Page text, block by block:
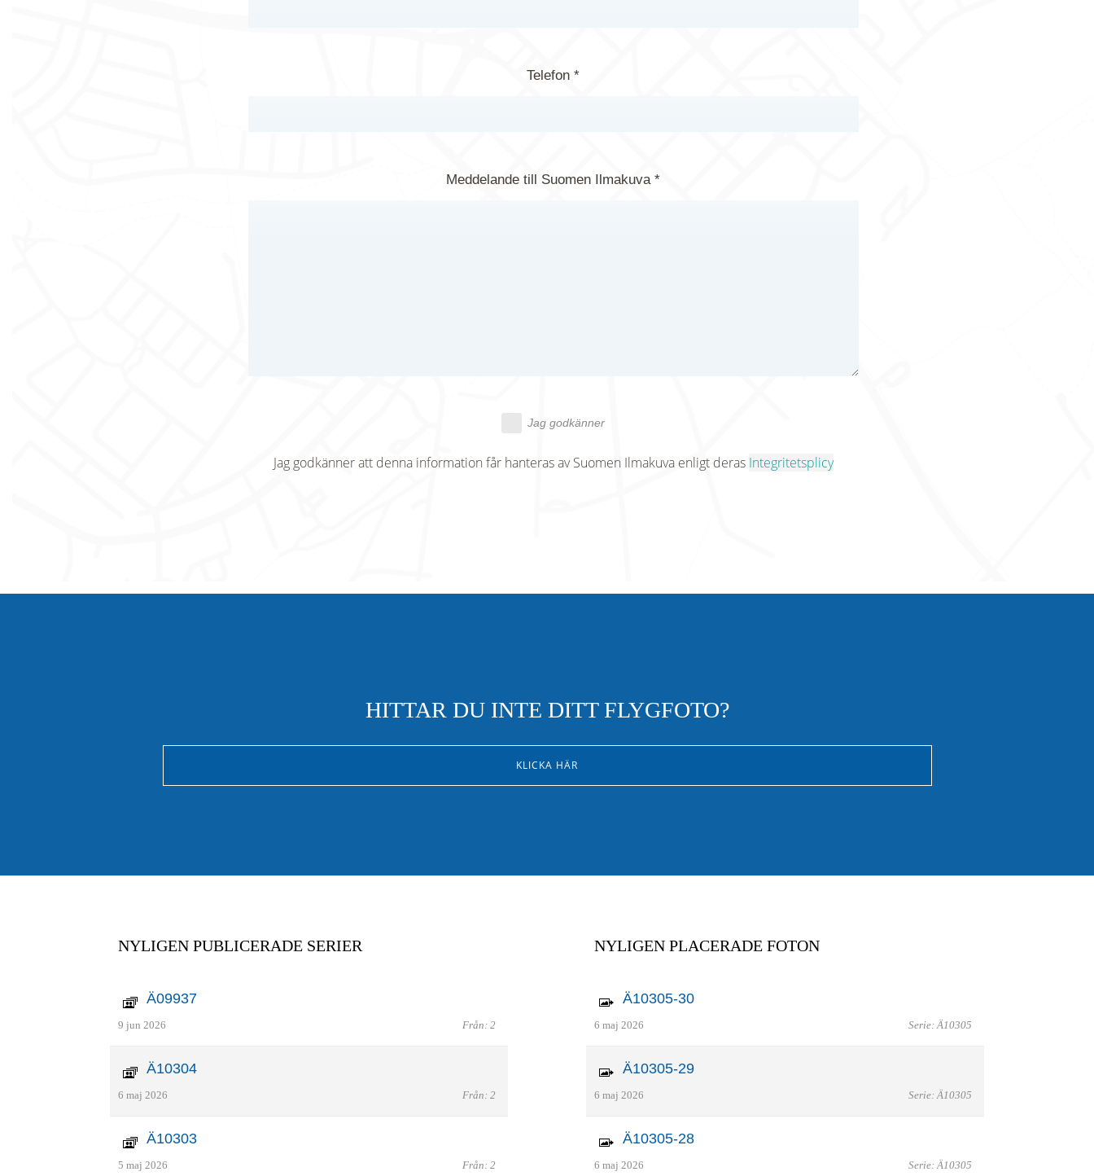
Telefon *
Meddelande till Suomen Ilmakuva *
Jag godkänner
Jag godkänner att denna information får hanteras av Suomen Ilmakuva enligt deras Integritetsplicy
HITTAR DU INTE DITT FLYGFOTO?
KLICKA HÄR
NYLIGEN PUBLICERADE SERIER
Ä09937
9 jun 2026 Från: 2
Ä10304
6 maj 2026 Från: 2
Ä10303
5 maj 2026 Från: 2
NYLIGEN PLACERADE FOTON
Ä10305-30
6 maj 2026 Serie: Ä10305
Ä10305-29
6 maj 2026 Serie: Ä10305
Ä10305-28
6 maj 2026 Serie: Ä10305